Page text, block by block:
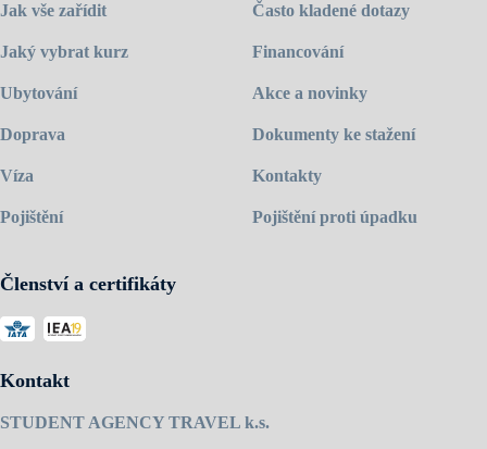
Jak vše zařídit
Jaký vybrat kurz
Ubytování
Doprava
Víza
Pojištění
Často kladené dotazy
Financování
Akce a novinky
Dokumenty ke stažení
Kontakty
Pojištění proti úpadku
Členství a certifikáty
Kontakt
STUDENT AGENCY TRAVEL k.s.